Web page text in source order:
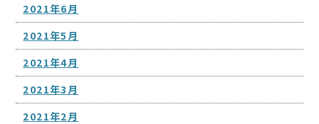
2021年6月
2021年5月
2021年4月
2021年3月
2021年2月